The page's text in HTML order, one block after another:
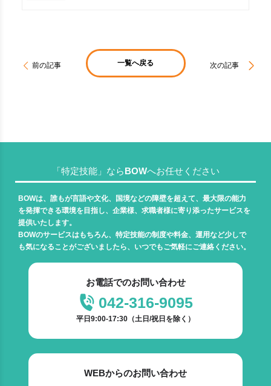
前の記事 一覧へ戻る 次の記事
「特定技能」ならBOWへお任せください
BOWは、誰もが言語や文化、国境などの障壁を超えて、最大限の能力
を発揮できる環境を目指し、企業様、求職者様に寄り添ったサービスを
提供いたします。
BOWのサービスはもちろん、特定技能の制度や料金、運用など少しで
も気になることがございましたら、いつでもご気軽にご連絡ください。
お電話でのお問い合わせ
042-316-9095
平日9:00-17:30（土日/祝日を除く）
WEBからのお問い合わせ